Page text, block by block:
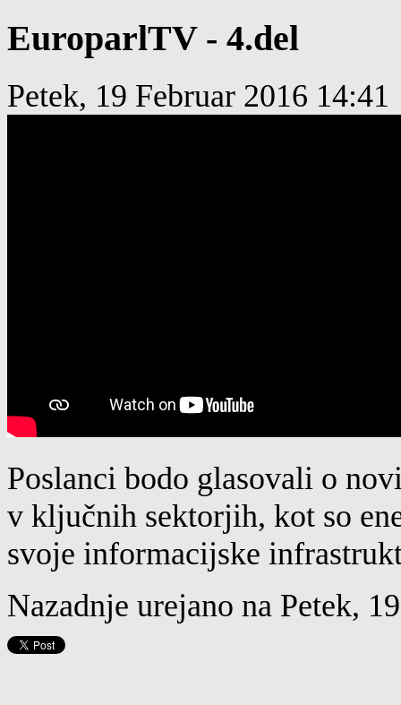
EuroparlTV - 4.del
Petek, 19 Februar 2016 14:41
Poslanci bodo glasovali o
v ključnih sektorjih, kot so
svoje informacijske
Nazadnje urejano na Petek,